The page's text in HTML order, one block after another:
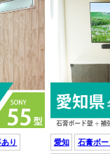
り 愛知 石膏ボー